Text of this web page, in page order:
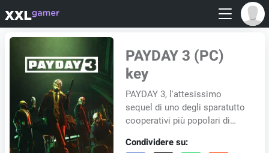
PAYDAY 3 (PC)
key
PAYDAY 3, l'attesissimo
sequel di uno degli sparatutto
cooperativi più popolari di
sua prima uscita, i giocatori di
Condividere su: